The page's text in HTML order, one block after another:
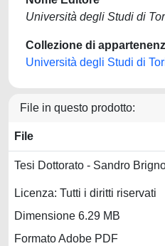
Università degli Studi di
Collezione di
Università degli Studi di
File in questo prodotto:
File
Tesi Dottorato - Sandro
Licenza: Tutti i diritti riservati
Dimensione 6.29 MB
Formato Adobe PDF